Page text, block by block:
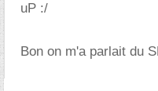
uP :/
Bon on m'a parlait du